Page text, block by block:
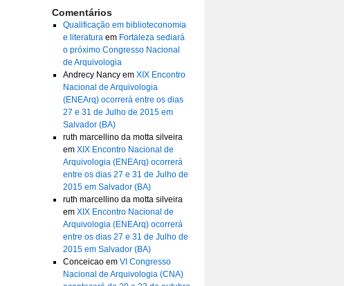
Comentários
Qualificação em biblioteconomia
e literaturaem Fortaleza sediará
o próximo Congresso Nacional
de Arquivologia
Andrecy Nancyem XIX Encontro
Nacional de Arquivologia
(ENEArq) ocorrerá entre os dias
27 e 31 de Julho de 2015 em
Salvador (BA)
ruth marcellino da motta silveira
em XIX Encontro Nacional de
Arquivologia (ENEArq) ocorrerá
entre os dias 27 e 31 de Julho de
2015 em Salvador (BA)
ruth marcellino da motta silveira
em XIX Encontro Nacional de
Arquivologia (ENEArq) ocorrerá
entre os dias 27 e 31 de Julho de
2015 em Salvador (BA)
Conceicaoem VI Congresso
Nacional de Arquivologia (CNA)